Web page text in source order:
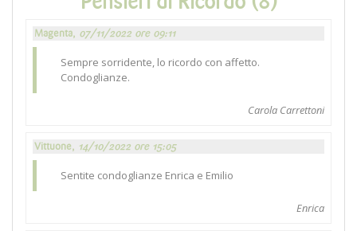
Magenta, 07/11/2022 ore 09:11
Sempre sorridente, lo ricordo con affetto.
Condoglianze.
Carola Carrettoni
Vittuone, 14/10/2022 ore 15:05
Sentite condoglianze Enrica e Emilio
Enrica